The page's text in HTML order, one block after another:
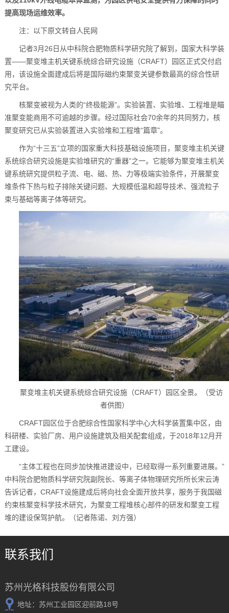
提高现场运维效率。
注：以下原文转自人民网
记者3月26日从中科院合肥物质科学研究院了解到，国家大科学装
置——聚变堆主机关键系统综合研究设施（CRAFT）园区正式交付启
用，该设施全面建成后将是国际磁约束聚变关键参数最高的综合性研
究平台。
核聚变被视为人类的“终极能源”。实验装置、实验堆、工程堆是瞄
准聚变能商用不可逾越的步骤。经过国际社会70余年的共同努力，核
聚变研究已从实验装置进入实验堆和工程堆“篇章”。
作为“十三五”立项的国家重大科技基础设施项目，聚变堆主机关键
系统综合研究设施是实验堆研究的“重器”之一。它能够为聚变堆主机关
键系统研究提供粒子流、电、磁、热、力等极端实验条件，开展聚变
堆条件下热与粒子排除关键问题、大规模低温和超导技术、强流粒子
束与基础等离子体等研究。
聚变堆主机关键系统综合研究设施（CRAFT）园区全景。（受访
者供图）
CRAFT园区位于合肥综合性国家科学中心大科学装置集中区，由
科研楼、实验厂房、用户设施建筑及相关配套组成，于2018年12月开
工建设。
“主体工程也在同步加快推进建设中，已经取得一系列重要进展。”
中科院合肥物质科学研究院副院长、等离子体物理研究所所长宋云涛
告诉记者，CRAFT设施建成后将向社会全面开放共享，服务于我国磁
约束核聚变科学技术研究，为聚变工程堆核心部件的研发和聚变工程
堆的建设保驾护航。（记者陈诺、刘方强）
联系我们
苏州光格科技股份有限公司
地址：苏州工业园区迎前路18号